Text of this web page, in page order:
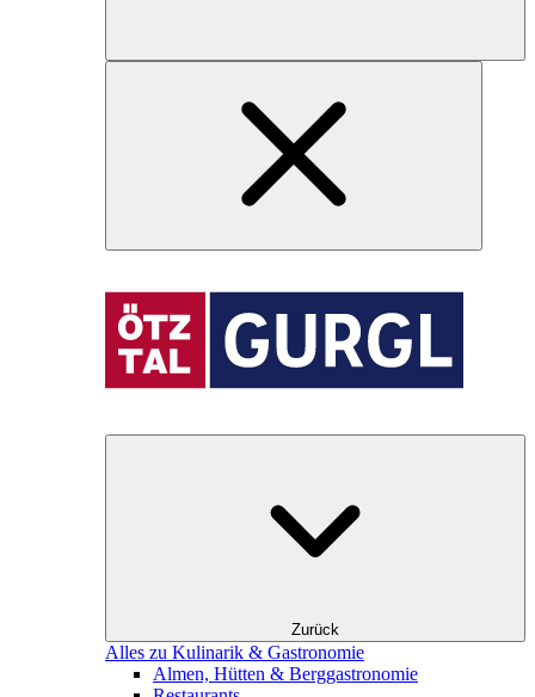
Zurück
Alles zu Kulinarik & Gastronomie
Almen, Hütten & Berggastronomie